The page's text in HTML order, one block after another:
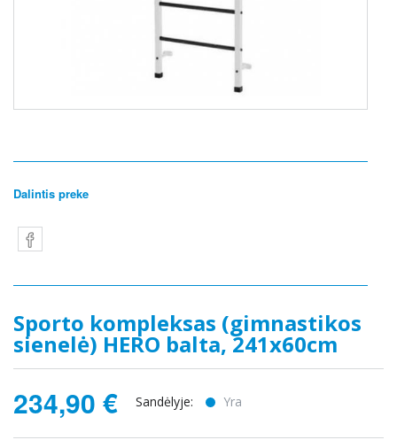
Dalintis preke
Sporto kompleksas (gimnastikos
sienelė) HERO balta, 241x60cm
234,90 € Sandėlyje: Yra